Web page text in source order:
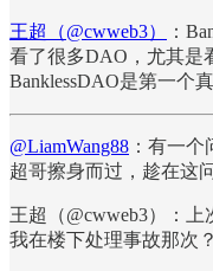
王超（@cwweb3）
：
看了很多DAO，尤其是
BanklessDAO是第一个
@LiamWang88 ：有一
超哥擦身而过，趁在这
王超（@cwweb3）：
我在楼下处理事故那次？